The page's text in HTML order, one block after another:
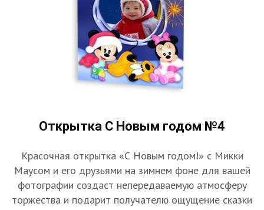
Открытка С Новым годом №4
Красочная открытка «С Новым годом!» с Микки
Маусом и его друзьями на зимнем фоне для вашей
фотографии создаст непередаваемую атмосферу
торжества и подарит получателю ощущение сказки